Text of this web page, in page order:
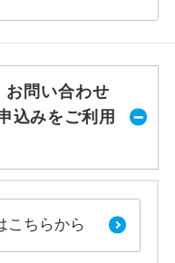
お問い合わせ
込みをご利用
こちらから